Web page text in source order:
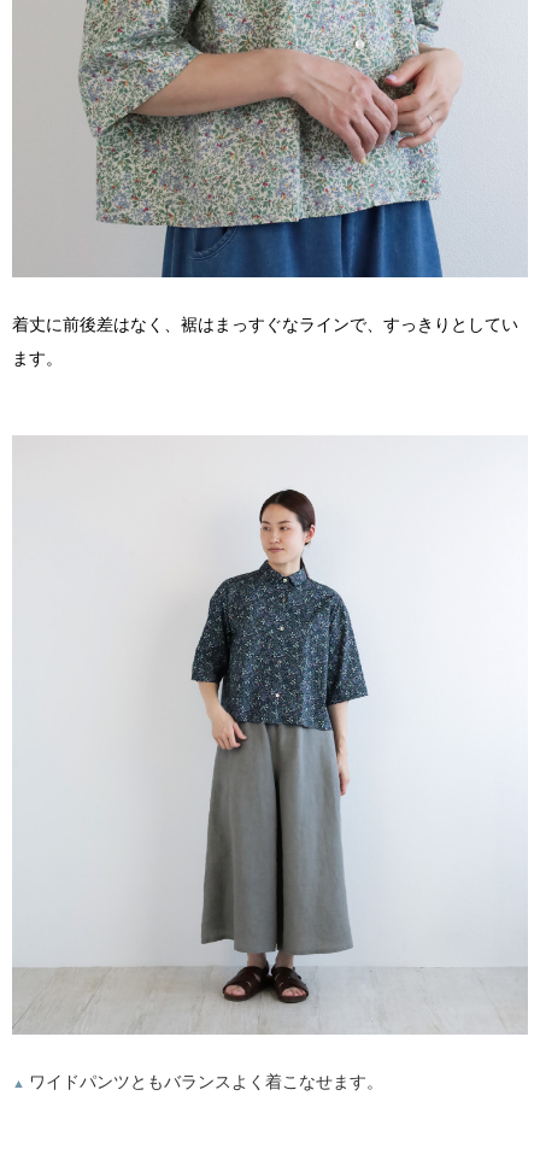
着丈に前後差はなく、裾はまっすぐなラインで、すっきりとしてい
ます。
▲ ワイドパンツともバランスよく着こなせます。